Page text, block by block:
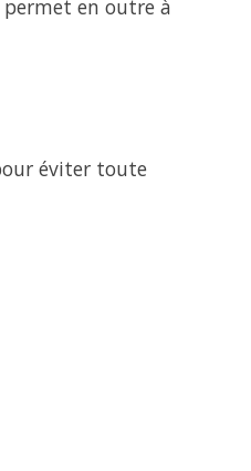
en outre à
éviter toute